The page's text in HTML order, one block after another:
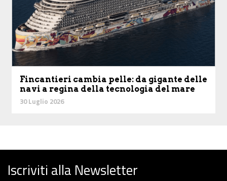
Fincantieri cambia pelle: da gigante delle
navi a regina della tecnologia del mare
30 Luglio 2026
Iscriviti alla Newsletter